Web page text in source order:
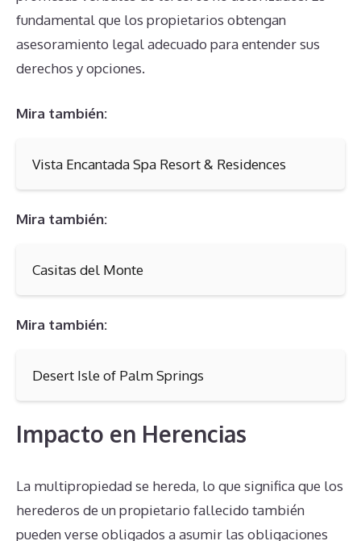
fundamental que los propietarios obtengan
asesoramiento legal adecuado para entender sus
derechos y opciones.
Mira también:
Vista Encantada Spa Resort & Residences
Mira también:
Casitas del Monte
Mira también:
Desert Isle of Palm Springs
Impacto en Herencias
La multipropiedad se hereda, lo que significa que los
herederos de un propietario fallecido también
pueden verse obligados a asumir las obligaciones